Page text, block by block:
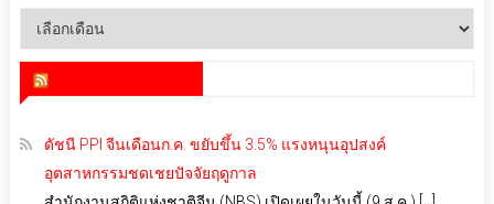
คลัง
ดัชนี PPI จีนเดือนก.ค. ขยับขึ้น 3.5% แรงหนุนอุปสงค์
อุตสาหกรรมชดเชยปัจจัยฤดูกาล